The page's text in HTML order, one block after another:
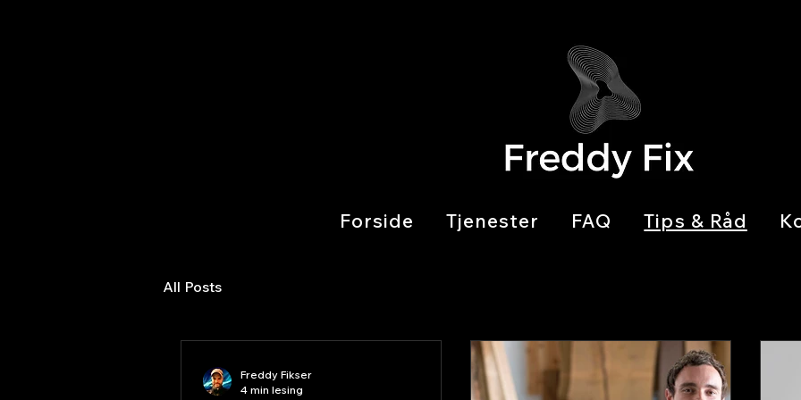
Forside Tjenester FAQ Tips & Råd
All Posts
Freddy Fikser
4 min lesing